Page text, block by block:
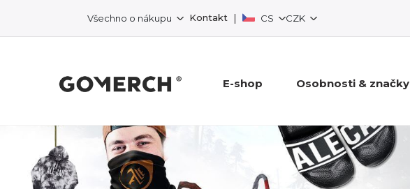
Všechno o nákupu Kontakt | CS CZK
E-shop Osobnosti & značky